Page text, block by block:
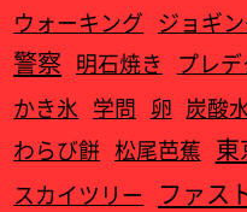
ウォーキング ジョギ
警察 明石焼き プレ
かき氷 学問 卵 炭酸
わらび餅 松尾芭蕉 東
スカイツリー ファス